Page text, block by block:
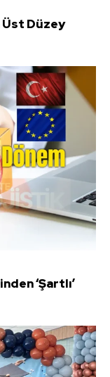
Üst Düzey
‘Şartlı’